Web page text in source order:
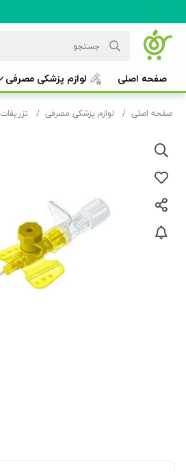
صفحه اصلی لوازم پزشکی مصرفی
صفحه اصلی لوازم پزشکی مصرفی تزریقات